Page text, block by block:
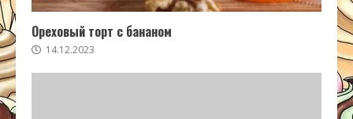
Ореховый торт с бананом
14.12.2023